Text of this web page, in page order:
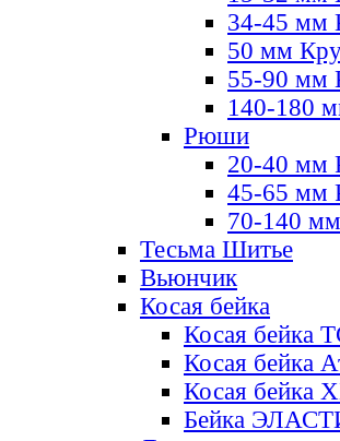
34-45 мм
50 мм
55-90 мм
140-180
Рюши
20-40 мм
45-65 мм
70-140
Тесьма Шитье
Вьюнчик
Косая бейка
Косая бейка
Косая бейка
Косая бейка
Бейка